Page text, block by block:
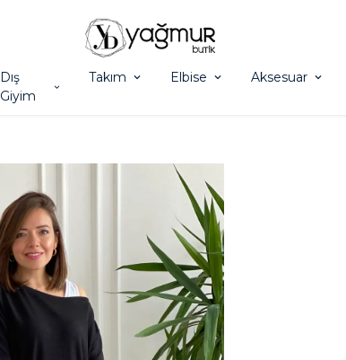
Dış
Giyim
Takım Elbise Aksesuar